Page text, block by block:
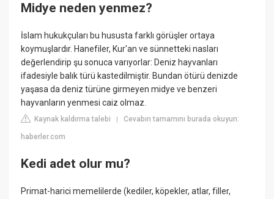
Midye neden yenmez?
İslam hukukçuları bu hususta farklı görüşler ortaya
koymuşlardır. Hanefiler, Kur'an ve sünnetteki nasları
değerlendirip şu sonuca varıyorlar: Deniz hayvanları
ifadesiyle balık türü kastedilmiştir. Bundan ötürü denizde
yaşasa da deniz türüne girmeyen midye ve benzeri
hayvanların yenmesi caiz olmaz.
Kaynak kaldırma talebi |Cevabın tamamını burada okuyun:
haberler.com
Kedi adet olur mu?
Primat-harici memelilerde (kediler, köpekler, atlar, filler,